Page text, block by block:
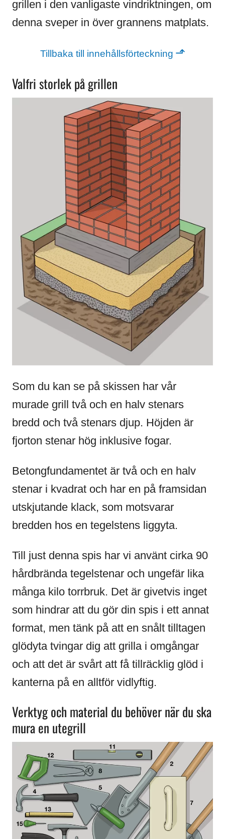
grillen i den vanligaste vindriktningen, om
denna sveper in över grannens matplats.
Tillbaka till innehållsförteckning ⬏
Valfri storlek på grillen
Som du kan se på skissen har vår
murade grill två och en halv stenars
bredd och två stenars djup. Höjden är
fjorton stenar hög inklusive fogar.
Betongfundamentet är två och en halv
stenar i kvadrat och har en på framsidan
utskjutande klack, som motsvarar
bredden hos en tegelstens liggyta.
Till just denna spis har vi använt cirka 90
hårdbrända tegelstenar och ungefär lika
många kilo torrbruk. Det är givetvis inget
som hindrar att du gör din spis i ett annat
format, men tänk på att en snålt tilltagen
glödyta tvingar dig att grilla i omgångar
och att det är svårt att få tillräcklig glöd i
kanterna på en alltför vidlyftig.
Verktyg och material du behöver när du ska
mura en utegrill